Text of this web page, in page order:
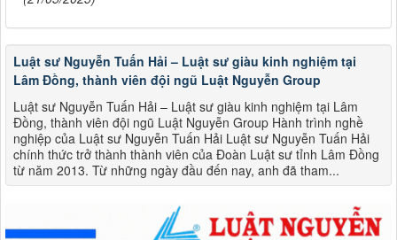
Luật sư Nguyễn Tuấn Hải – Luật sư giàu kinh nghiệm tại
Lâm Đồng, thành viên đội ngũ Luật Nguyễn Group
Luật sư Nguyễn Tuấn Hải – Luật sư giàu kinh nghiệm tại Lâm
Đồng, thành viên đội ngũ Luật Nguyễn Group Hành trình nghề
nghiệp của Luật sư Nguyễn Tuấn Hải Luật sư Nguyễn Tuấn Hải
chính thức trở thành thành viên của Đoàn Luật sư tỉnh Lâm Đồng
từ năm 2013. Từ những ngày đầu đến nay, anh đã tham...